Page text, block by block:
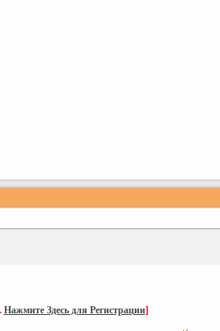
Нажмите Здесь для Регистрации]